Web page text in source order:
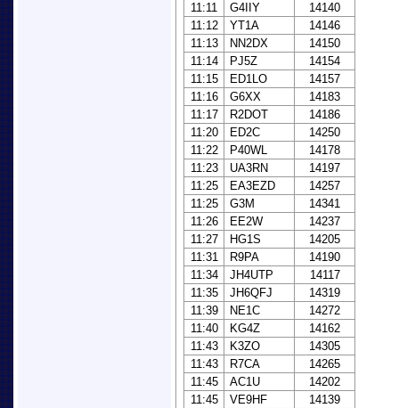
11:11
G4IIY
14140
11:12
YT1A
14146
11:13
NN2DX
14150
11:14
PJ5Z
14154
11:15
ED1LO
14157
11:16
G6XX
14183
11:17
R2DOT
14186
11:20
ED2C
14250
11:22
P40WL
14178
11:23
UA3RN
14197
11:25
EA3EZD
14257
11:25
G3M
14341
11:26
EE2W
14237
11:27
HG1S
14205
11:31
R9PA
14190
11:34
JH4UTP
14117
11:35
JH6QFJ
14319
11:39
NE1C
14272
11:40
KG4Z
14162
11:43
K3ZO
14305
11:43
R7CA
14265
11:45
AC1U
14202
11:45
VE9HF
14139